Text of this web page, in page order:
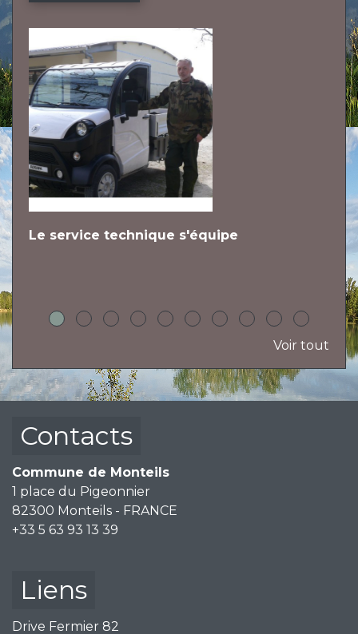
Le service technique s'équipe
Voir tout
Contacts
Commune de Monteils
1 place du Pigeonnier
82300 Monteils - FRANCE
+33 5 63 93 13 39
Liens
Drive Fermier 82